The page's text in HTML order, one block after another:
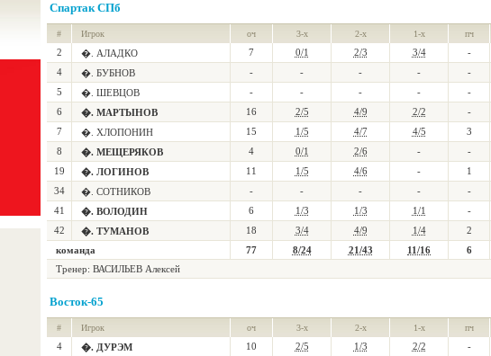
Спартак СПб
# Игрок оч 3-х 2-х 1-х пч
2 �. АЛАДКО 7 0/1 2/3 3/4 -
4
�. БУБНОВ - - - - -
5
�. ШЕВЦОВ - - - - -
6
�. МАРТЫНОВ 16 2/5 4/9 2/2 -
7
�. ХЛОПОНИН 15 1/5 4/7 4/5 3
8
�. МЕЩЕРЯКОВ 4 0/1 2/6 - -
19
�. ЛОГИНОВ 11 1/5 4/6 - 1
34
�. СОТНИКОВ - - - - -
41
�. ВОЛОДИН 6 1/3 1/3 1/1 -
42
�. ТУМАНОВ 18 3/4 4/9 1/4 2
команда
77 8/24 21/43 11/16 6
Тренер: ВАСИЛЬЕВ Алексей
Восток-65
# Игрок оч 3-х 2-х 1-х пч
4 �. ДУРЭМ 10 2/5 1/3 2/2 -